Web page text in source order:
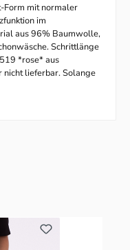
Form mit normaler
im
aus 96% Baumwolle,
Schrittlänge
*rose* aus
nicht lieferbar. Solange